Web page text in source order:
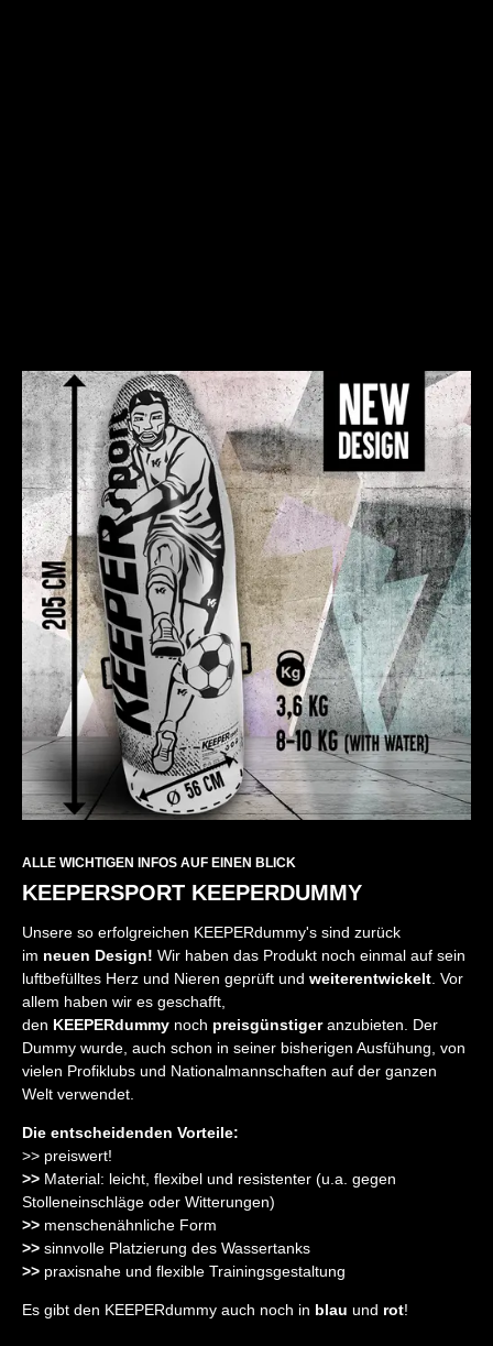
ALLE WICHTIGEN INFOS AUF EINEN BLICK
KEEPERSPORT KEEPERDUMMY
Unsere so erfolgreichen KEEPERdummy's sind zurück
im neuen Design! Wir haben das Produkt noch einmal auf sein
luftbefülltes Herz und Nieren geprüft und weiterentwickelt . Vor
allem haben wir es geschafft,
den KEEPERdummy noch preisgünstigeranzubieten. Der
Dummy wurde, auch schon in seiner bisherigen Ausfühung, von
vielen Profiklubs und Nationalmannschaften auf der ganzen
Welt verwendet.
Die entscheidenden Vorteile:
>> preiswert!
>> Material: leicht, flexibel und resistenter (u.a. gegen
Stolleneinschläge oder Witterungen)
>> menschenähnliche Form
>> sinnvolle Platzierung des Wassertanks
>> praxisnahe und flexible Trainingsgestaltung
Es gibt den KEEPERdummy auch noch in blau und rot!